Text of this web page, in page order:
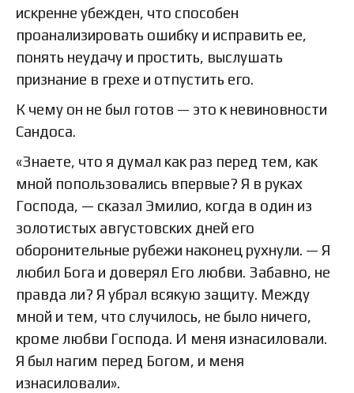
искренне убежден, что способен
проанализировать ошибку и исправить ее,
понять неудачу и простить, выслушать
признание в грехе и отпустить его.
К чему он не был готов — это к невиновности
Сандоса.
«Знаете, что я думал как раз перед тем, как
мной попользовались впервые? Я в руках
Господа, — сказал Эмилио, когда в один из
золотистых августовских дней его
оборонительные рубежи наконец рухнули. — Я
любил Бога и доверял Его любви. Забавно, не
правда ли? Я убрал всякую защиту. Между
мной и тем, что случилось, не было ничего,
кроме любви Господа. И меня изнасиловали.
Я был нагим перед Богом, и меня
изнасиловали».